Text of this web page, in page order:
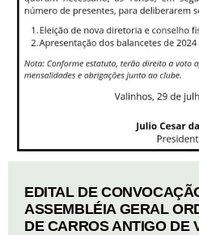
EDITAL DE
ASSEMBLÉIA GERAL
DE CARROS ANTIGO DE